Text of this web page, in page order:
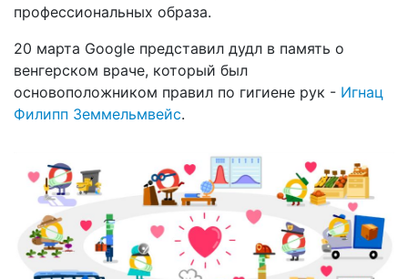
профессиональных образа.
20 марта Google представил дудл в память о
венгерском враче, который был
основоположником правил по гигиене рук - Игнац
Филипп Земмельмвейс.